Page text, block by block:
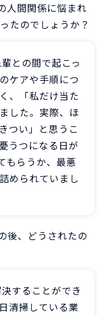
人間関係に悩まれ
たのでしょうか？
との間で起こっ
ケアや手順につ
、「私だけ当た
した。実際、ほ
つい」と思うこ
うつになる日が
もらうか、最悪
められていまし
後、どうされたの
することができ
清掃している業